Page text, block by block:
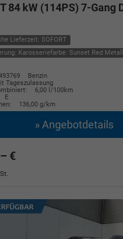
84 kW (114PS) 7-Gang
Lieferzeit: SOFORT
Karosseriefarbe: Sunset Red
Benzin
Tageszulassung
6,00 l/100km
E
136,00 g/km
» Angebotdetails
€